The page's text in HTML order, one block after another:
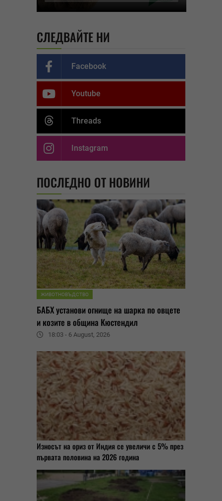
СЛЕДВАЙТЕ НИ
Facebook
Youtube
Threads
Instagram
ПОСЛЕДНО ОТ НОВИНИ
ЖИВОТНОВЪДСТВО
БАБХ установи огнище на шарка по овцете
и козите в община Кюстендил
18:03 - 6 August, 2026
Износът на ориз от Индия се увеличи с 5% през
първата половина на 2026 година